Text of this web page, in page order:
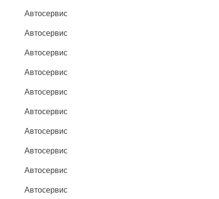
Автосервис
Автосервис
Автосервис
Автосервис
Автосервис
Автосервис
Автосервис
Автосервис
Автосервис
Автосервис